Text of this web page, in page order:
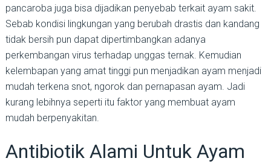
pancaroba juga bisa dijadikan penyebab terkait ayam sakit.
Sebab kondisi lingkungan yang berubah drastis dan kandang
tidak bersih pun dapat dipertimbangkan adanya
perkembangan virus terhadap unggas ternak. Kemudian
kelembapan yang amat tinggi pun menjadikan ayam menjadi
mudah terkena snot, ngorok dan pernapasan ayam. Jadi
kurang lebihnya seperti itu faktor yang membuat ayam
mudah berpenyakitan.
Antibiotik Alami Untuk Ayam